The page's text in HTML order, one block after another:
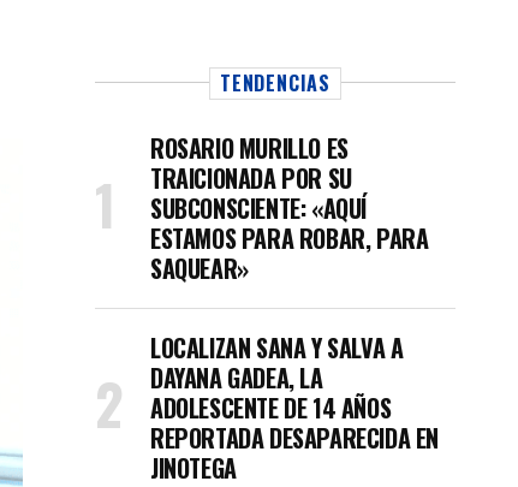
TENDENCIAS
ROSARIO MURILLO ES
TRAICIONADA POR SU
SUBCONSCIENTE: «AQUÍ
ESTAMOS PARA ROBAR, PARA
SAQUEAR»
LOCALIZAN SANA Y SALVA A
DAYANA GADEA, LA
ADOLESCENTE DE 14 AÑOS
REPORTADA DESAPARECIDA EN
JINOTEGA